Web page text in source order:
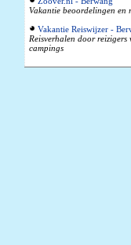
Vakantie beoordelingen en
Vakantie Reiswijzer -
Reisverhalen door reizigers
campings